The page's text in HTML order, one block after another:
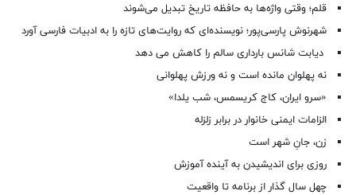
قلم؛ وقتی واژه‌ها به حافظه تاریخ تبدیل می‌شوند
شهرنوش پارسی‌پور؛ نویسنده‌ای که روایت‌های تازه را به ادبیات فارسی آورد
دیابت شانس بارداری سالم را کاهش می دهد
نه پهلوان مانده است و نه ورزش پهلوانی
«سرو ایران، کاج کریسمس، شب یلدا»
الزامات ایمنی خانوار در برابر زلزله
زن، جانِ شهر است
روزی برای اندیشیدن به آینده آموزش
چهل سال گذار از برنامه تا واقعیت